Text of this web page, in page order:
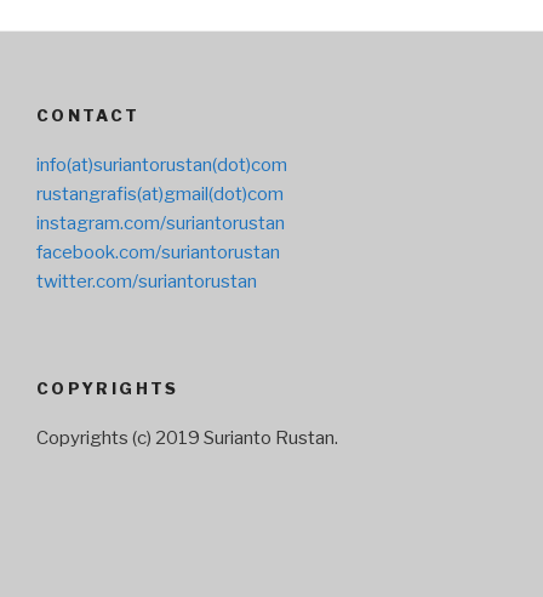
CONTACT
info(at)suriantorustan(dot)com
rustangrafis(at)gmail(dot)com
instagram.com/suriantorustan
facebook.com/suriantorustan
twitter.com/suriantorustan
COPYRIGHTS
Copyrights (c) 2019 Surianto Rustan.